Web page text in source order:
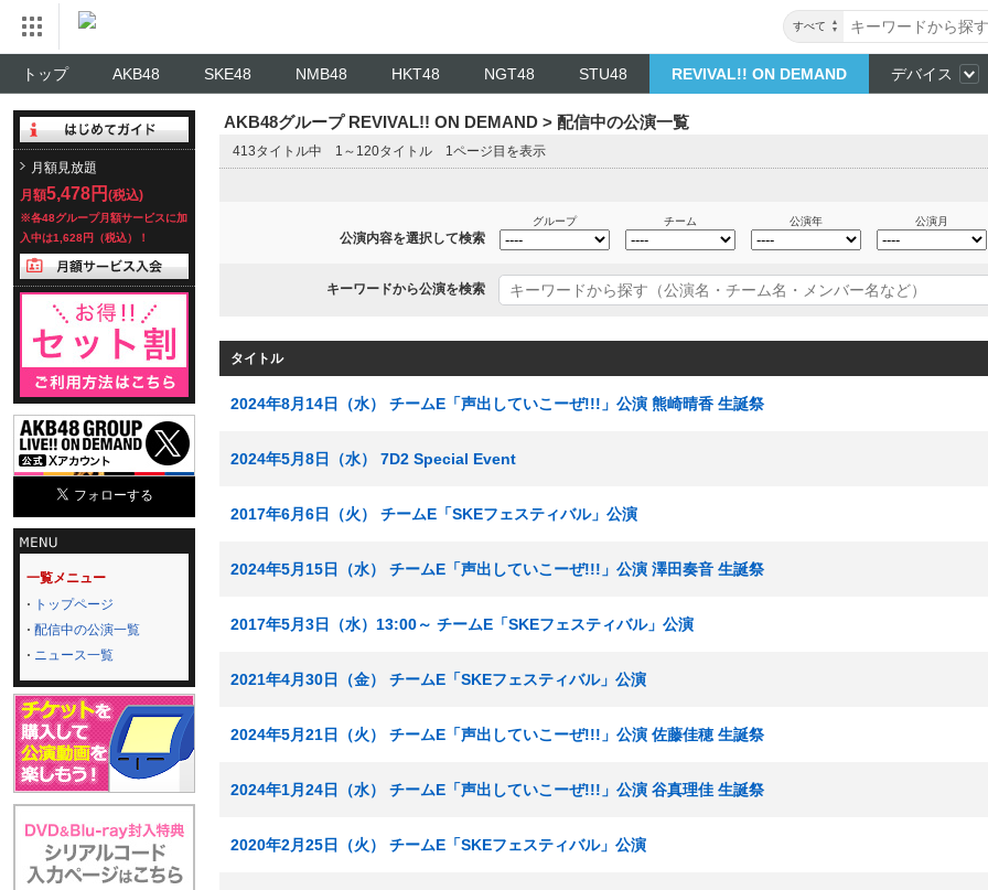
すべて
トップ AKB48 SKE48 NMB48 HKT48 NGT48 STU48 REVIVAL!! ON DEMAND デバイス
月額見放題
月額5,478円 (税込)
※各48グループ月額サービスに加
入中は1,628円（税込）！
一覧メニュー
トップページ
配信中の公演一覧
ニュース一覧
AKB48グループ REVIVAL!! ON DEMAND > 配信中の公演一覧
413タイトル中 1～120タイトル 1ページ目を表示
公演内容を選択して検索
グループ チーム 公演年 公演月
キーワードから公演を検索
タイトル
2024年8月14日（水） チームE「声出していこーぜ!!!」公演 熊崎晴香 生誕祭
2024年5月8日（水） 7D2 Special Event
2017年6月6日（火） チームE「SKEフェスティバル」公演
2024年5月15日（水） チームE「声出していこーぜ!!!」公演 澤田奏音 生誕祭
2017年5月3日（水）13:00～ チームE「SKEフェスティバル」公演
2021年4月30日（金） チームE「SKEフェスティバル」公演
2024年5月21日（火） チームE「声出していこーぜ!!!」公演 佐藤佳穂 生誕祭
2024年1月24日（水） チームE「声出していこーぜ!!!」公演 谷真理佳 生誕祭
2020年2月25日（火） チームE「SKEフェスティバル」公演